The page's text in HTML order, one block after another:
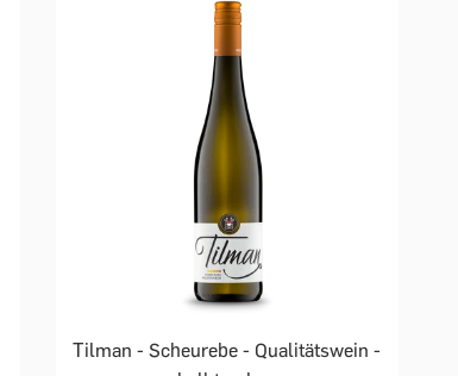
Tilman - Scheurebe - Qualitätswein -